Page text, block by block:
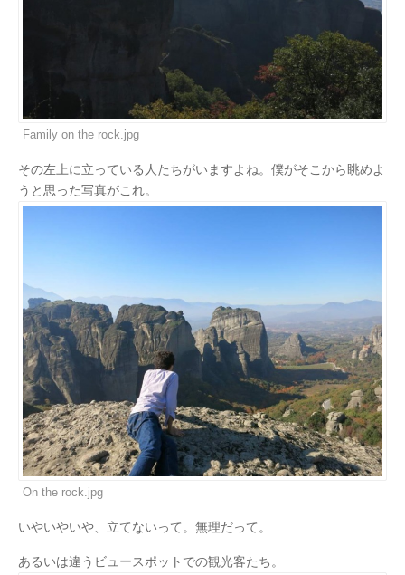
Family on the rock.jpg
その左上に立っている人たちがいますよね。僕がそこから眺めよ
うと思った写真がこれ。
On the rock.jpg
いやいやいや、立てないって。無理だって。
あるいは違うビュースポットでの観光客たち。